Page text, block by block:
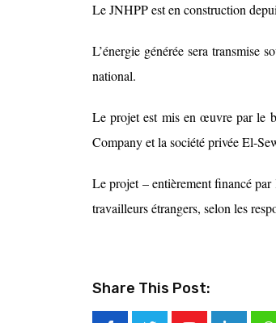
Le JNHPP est en construction
L’énergie générée sera transmise
national.
Le projet est mis en œuvre par le
Company et la société privée El-
Le projet – entièrement financé
travailleurs étrangers, selon les
Share This Post: